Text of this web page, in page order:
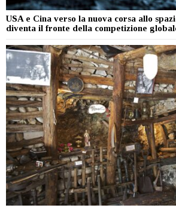
USA e Cina verso la nuova corsa allo
diventa il fronte della competizione